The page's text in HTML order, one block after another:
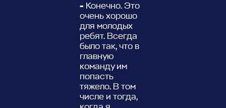
- Конечно. Это
очень хорошо
для молодых
ребят. Всегда
было так, что в
главную
команду им
попасть
тяжело. В том
числе и тогда,